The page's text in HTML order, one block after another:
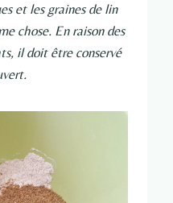
et les graines de lin
chose. En raison des
il doit être conservé